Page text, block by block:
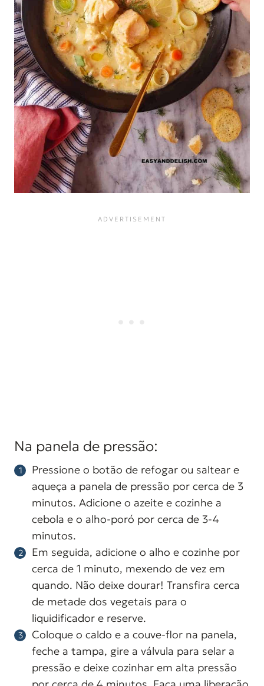
Na panela de pressão:
Pressione o botão de refogar ou saltear e
aqueça a panela de pressão por cerca de 3
minutos. Adicione o azeite e cozinhe a
cebola e o alho-poró por cerca de 3-4
minutos.
Em seguida, adicione o alho e cozinhe por
cerca de 1 minuto, mexendo de vez em
quando. Não deixe dourar! Transfira cerca
de metade dos vegetais para o
liquidificador e reserve.
Coloque o caldo e a couve-flor na panela,
feche a tampa, gire a válvula para selar a
pressão e deixe cozinhar em alta pressão